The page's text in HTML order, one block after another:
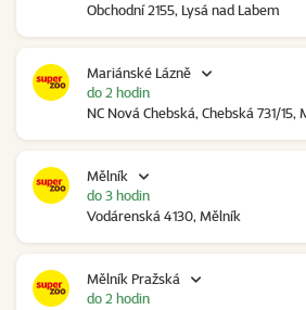
Obchodní 2155, Lysá nad Labem
Mariánské Lázně
NC Nová Chebská, Chebská 731/
do 2 hodin
Mělník
Vodárenská 4130, Mělník
do 3 hodin
Mělník Pražská
do 2 hodin